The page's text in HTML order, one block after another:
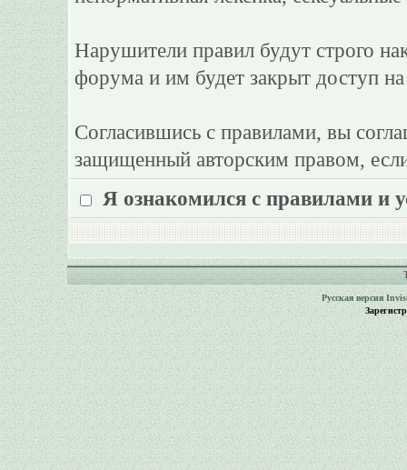
Нарушители правил будут строго
форума и им будет закрыт доступ
Согласившись с правилами, вы
защищенный авторским правом,
Я ознакомился с правилами и
Русская версия